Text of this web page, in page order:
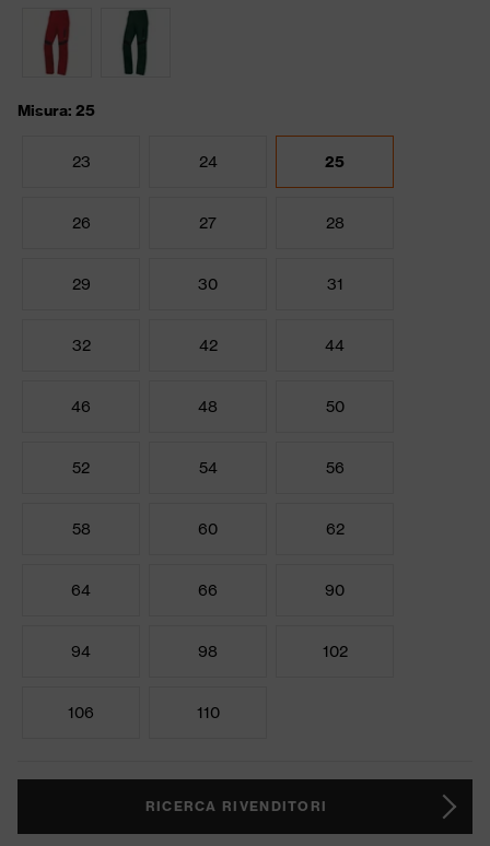
Misura: 25
23 24 25
26 27 28
29 30 31
32 42 44
46 48 50
52 54 56
58 60 62
64 66 90
94 98 102
106 110
RICERCA RIVENDITORI